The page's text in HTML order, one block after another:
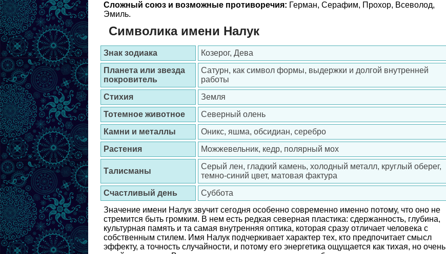
Сложный союз и возможные противоречия: Герман, Серафим, Прохор, Всеволод,
Эмиль.
Символика имени Налук
Знак зодиака
Козерог, Дева
Планета или звезда
покровитель
Сатурн, как символ формы, выдержки и долгой внутренней
работы
Стихия
Земля
Тотемное животное
Северный олень
Камни и металлы
Оникс, яшма, обсидиан, серебро
Растения
Можжевельник, кедр, полярный мох
Талисманы
Серый лен, гладкий камень, холодный металл, круглый оберег,
темно-синий цвет, матовая фактура
Счастливый день
Суббота
Значение имени Налук звучит сегодня особенно современно именно потому, что оно не
стремится быть громким. В нем есть редкая северная пластика: сдержанность, глубина,
культурная память и та самая внутренняя оптика, которая сразу отличает человека с
собственным стилем. Имя Налук подчеркивает характер тех, кто предпочитает смысл
эффекту, а точность случайности, и потому его энергетика ощущается как тихая, но очень